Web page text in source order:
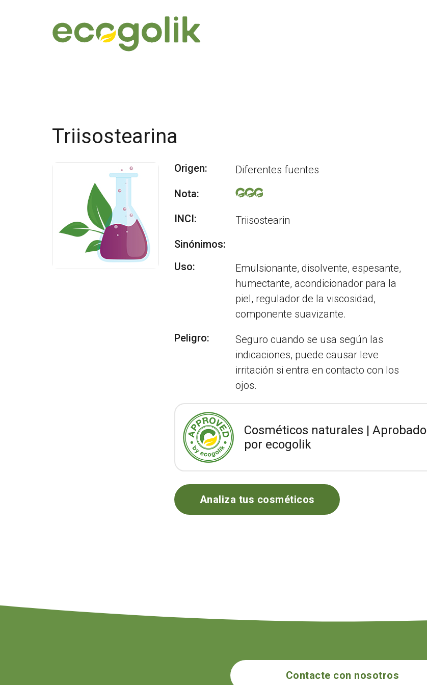
Triisostearina
Origen:
Diferentes fuentes
Nota:
INCI:
Triisostearin
Sinónimos:
Uso:
Emulsionante, disolvente, espesante,
humectante, acondicionador para la
piel, regulador de la viscosidad,
componente suavizante.
Peligro:
Seguro cuando se usa según las
indicaciones, puede causar leve
irritación si entra en contacto con los
ojos.
Cosméticos naturales | Aprobado
por ecogolik
Analiza tus cosméticos
Contacte con nosotros